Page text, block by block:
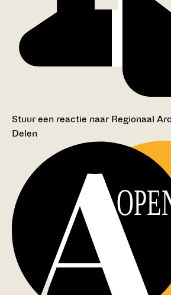
Stuur een reactie naar Regionaal
Delen